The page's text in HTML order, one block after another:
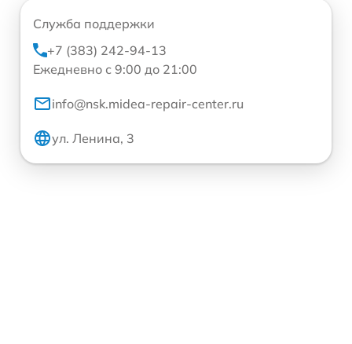
Служба поддержки
+7 (383) 242-94-13
Ежедневно с 9:00 до 21:00
info@nsk.midea-repair-center.ru
ул. Ленина, 3